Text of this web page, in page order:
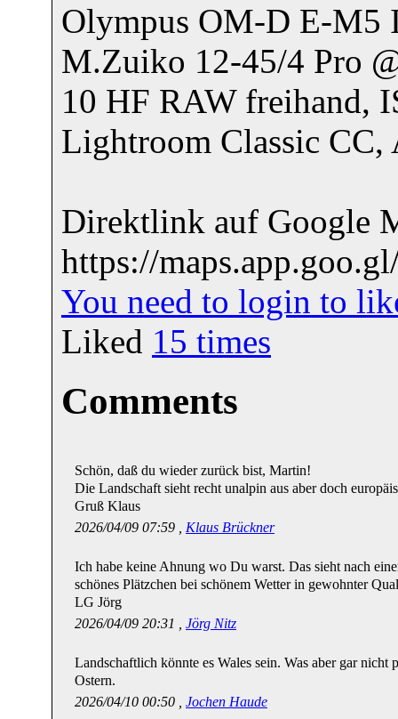
Olympus OM-D E-M5
M.Zuiko 12-45/4 Pro
10 HF RAW freihand,
Lightroom Classic
Direktlink auf Google
https://
You need to login to
Liked 15 times
Comments
Schön, daß du wieder zurück bist, Martin!
Die Landschaft sieht recht unalpin aus aber doch
Gruß Klaus
2026/04/09 07:59 , Klaus Brückner
Ich habe keine Ahnung wo Du warst. Das sieht nach
schönes Plätzchen bei schönem Wetter in gewohnter
LG Jörg
2026/04/09 20:31 , Jörg Nitz
Landschaftlich könnte es Wales sein. Was aber gar nicht
Ostern.
2026/04/10 00:50 , Jochen Haude